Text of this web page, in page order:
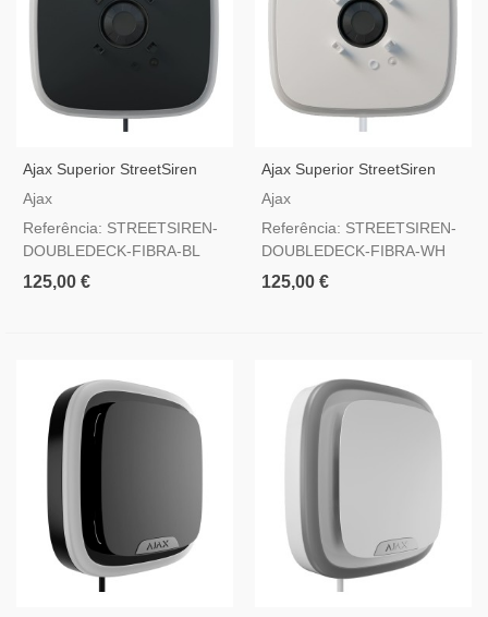
Ajax Superior StreetSiren
DoubleDeck Fibra Preto —
Com Tampa Personalizável E
Grau 2
Ajax
Referência: STREETSIREN-
DOUBLEDECK-FIBRA-BL
125,00 €
Ajax Superior StreetSiren
DoubleDeck Fibra Branco —
Com Tampa Personalizável E
Grau 2
Ajax
Referência: STREETSIREN-
DOUBLEDECK-FIBRA-WH
125,00 €